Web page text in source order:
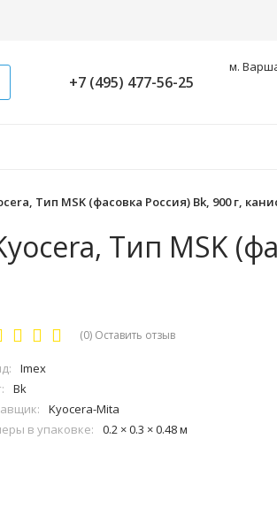
+7 (495) 477-56-25
м.
Тип MSK (фасовка Россия) Bk, 900 г,
Тип MSK
(0) Оставить отзыв
Imex
Bk
Kyocera-Mita
в упаковке:
0.2 × 0.3 × 0.48 м